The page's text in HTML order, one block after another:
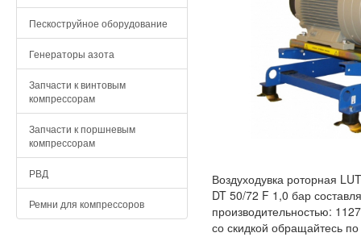
Пескоструйное оборудование
Генераторы азота
Запчасти к винтовым
компрессорам
Запчасти к поршневым
компрессорам
РВД
Ремни для компрессоров
Воздуходувка роторная
DT 50/72 F 1,0 бар
производительностью:
со скидкой обращайтесь